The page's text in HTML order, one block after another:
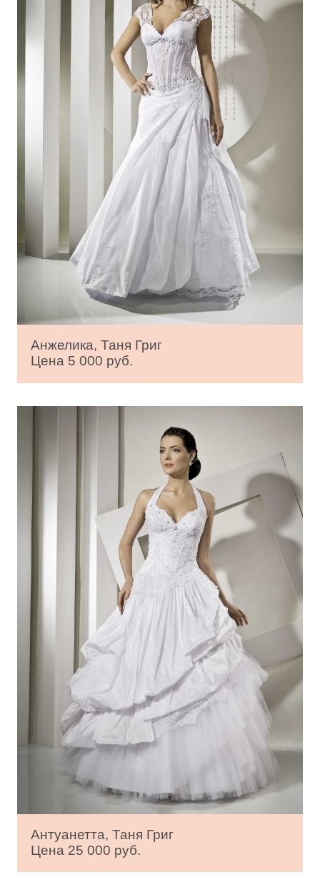
Анжелика, Таня Григ
Цена 5 000 руб.
Антуанетта, Таня Григ
Цена 25 000 руб.